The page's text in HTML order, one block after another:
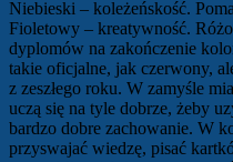
Niebieski – koleżeńskość.
Fioletowy – kreatywność.
dyplomów na zakończenie
takie oficjalne, jak czerwony,
z zeszłego roku. W zamyśle
uczą się na tyle dobrze, żeby
bardzo dobre zachowanie. W
przyswajać wiedzę, pisać